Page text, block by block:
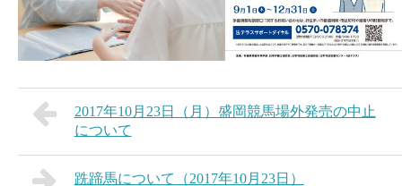
2017年10月23日（月）盛岡競馬場外発売の中止
について
跣蹄馬について（2017年10月23日）